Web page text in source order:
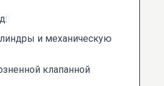
и механическую
клапанной